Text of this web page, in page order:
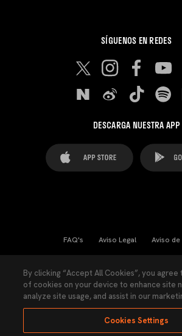
SÍGUENOS EN REDES
DESCARGA NUESTRA APP
FAQ's Aviso Legal Aviso
Ley Transparencia Política de
Accesibilidad
By clicking “Accept All Cookies”, you
of cookies on your device to enhance site
analyze site usage, and assist in our
Cookies Settings